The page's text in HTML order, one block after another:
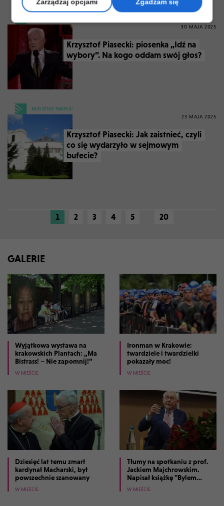
30 MAJA 2025
Krzysztof Piasecki: piosenka „Idź na
wybory”. Na kogo oddam swój głos?
KRZYSZTOF PIASECKI
23 MAJA 2025
Krzysztof Piasecki: Jak zaistnieć, czyli
co się wydarzyło w sejmowym
bufecie?
1 2 3 4 5 20
GALERIE
Wyjątkowa wystawa na
krakowskich Plantach: „Ma
Bistrass! – Nie zapomnij!”
W MIEŚCIE
Ironman w Krakowie:
twardziele i twardzielki
pokazały moc!
W MIEŚCIE
Dziesięć lat temu zmarł
kardynał Macharski, był
powszechnie szanowany
W MIEŚCIE
Tłumy na spotkaniu z prof.
Jackiem Majchrowskim.
Napisał książkę "Bylem
prezydentem Krakowa"
W MIEŚCIE